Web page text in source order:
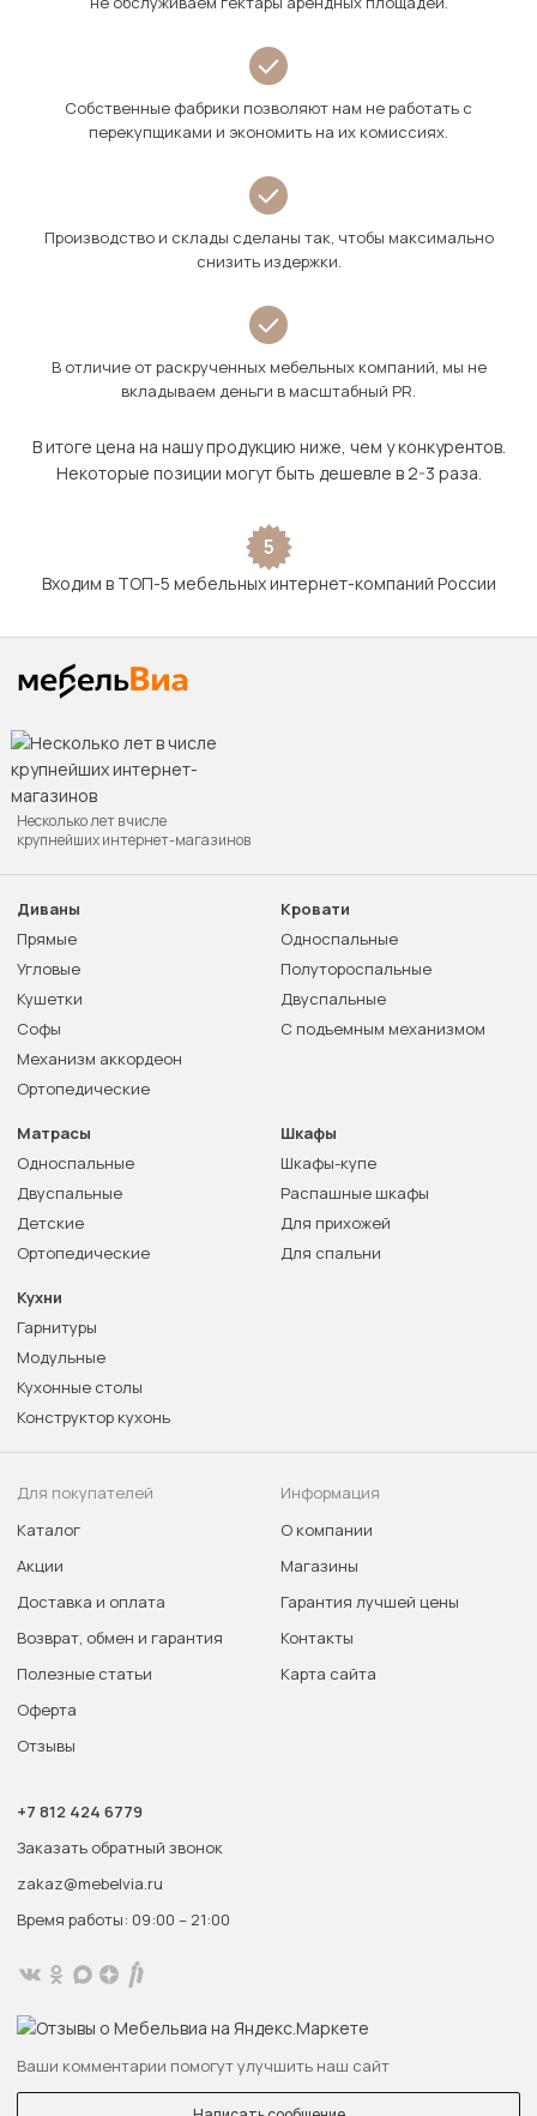
Собственные фабрики позволяют нам не работать с
перекупщиками и экономить на их комиссиях.
Производство и склады сделаны так, чтобы максимально
снизить издержки.
В отличие от раскрученных мебельных компаний, мы не
вкладываем деньги в масштабный PR.
В итоге цена на нашу продукцию ниже, чем у конкурентов.
Некоторые позиции могут быть дешевле в 2-3 раза.
5
Входим в ТОП-5 мебельных интернет-компаний России
Несколько лет в числе
крупнейших интернет-магазинов
Диваны
Прямые
Угловые
Кушетки
Софы
Механизм аккордеон
Ортопедические
Кровати
Односпальные
Полутороспальные
Двуспальные
С подъемным механизмом
Матрасы
Односпальные
Двуспальные
Детские
Ортопедические
Шкафы
Шкафы-купе
Распашные шкафы
Для прихожей
Для спальни
Кухни
Гарнитуры
Модульные
Кухонные столы
Конструктор кухонь
Для покупателей
Каталог
Акции
Доставка и оплата
Возврат, обмен и гарантия
Полезные статьи
Оферта
Отзывы
Информация
О компании
Магазины
Гарантия лучшей цены
Контакты
Карта сайта
+7 812 424 6779
Заказать обратный звонок
zakaz@mebelvia.ru
Время работы: 09:00 – 21:00
Ваши комментарии помогут улучшить наш сайт